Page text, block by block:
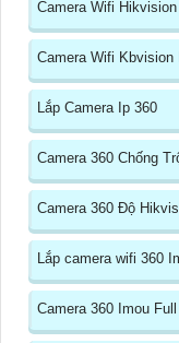
Camera Wifi
Camera Wifi Kbvision
Lắp Camera Ip 360
Camera 360 Chống
Camera 360 Độ
Lắp camera wifi 360
Camera 360 Imou